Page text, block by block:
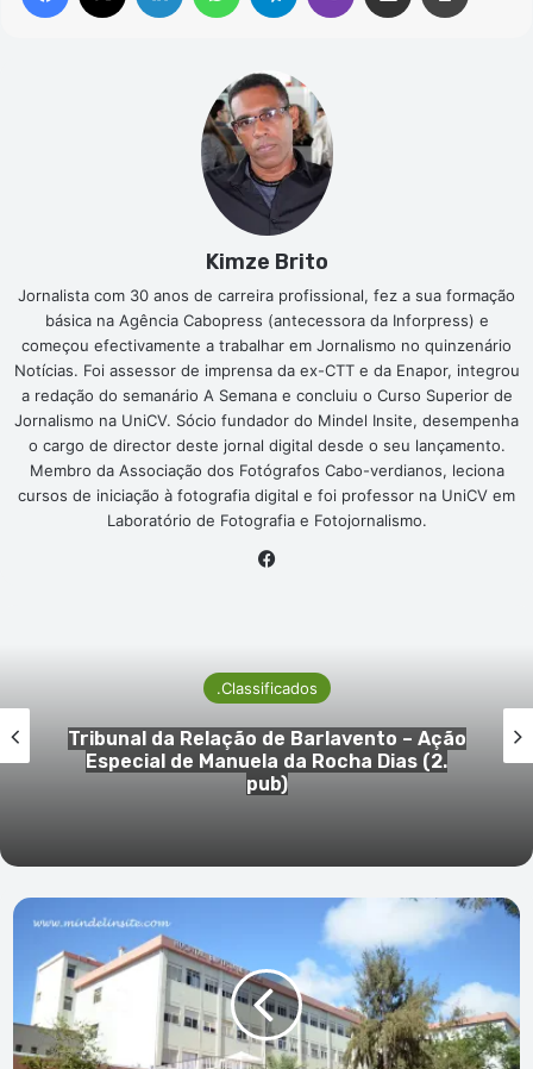
Kimze Brito
Jornalista com 30 anos de carreira profissional, fez a sua formação
básica na Agência Cabopress (antecessora da Inforpress) e
começou efectivamente a trabalhar em Jornalismo no quinzenário
Notícias. Foi assessor de imprensa da ex-CTT e da Enapor, integrou
a redação do semanário A Semana e concluiu o Curso Superior de
Jornalismo na UniCV. Sócio fundador do Mindel Insite, desempenha
o cargo de director deste jornal digital desde o seu lançamento.
Membro da Associação dos Fotógrafos Cabo-verdianos, leciona
cursos de iniciação à fotografia digital e foi professor na UniCV em
Laboratório de Fotografia e Fotojornalismo.
.Classificados
Tribunal da Comarca de São Vicente –
Ação Especial da autora Alcinda Andrade
AFonseca Oghotuama (2. pub)
Ortopedista
Tito
Rodrigues
afastado
funções
no